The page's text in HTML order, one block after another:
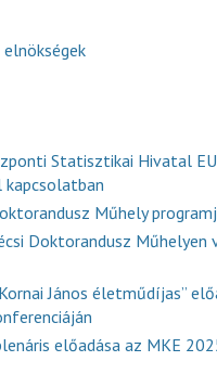
Statisztikai Hivatal
Műhely
Doktorandusz Műhelyen
János életműdíjas”
előadása az MKE